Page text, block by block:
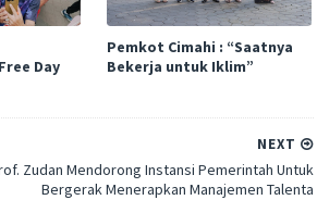
Day
Pemkot Cimahi : “Saatnya
Bekerja untuk Iklim”
NEXT
Zudan Mendorong Instansi Pemerintah Untuk
Bergerak Menerapkan Manajemen Talenta